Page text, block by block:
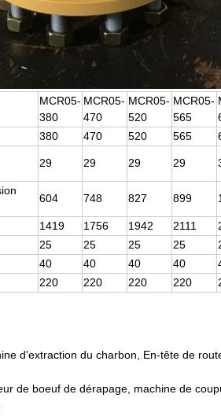
MCR05-
380
MCR05-
470
MCR05-
520
MCR05-
565
380 470 520 565
29 29 29 29
604 748 827 899
1419 1756 1942 2111
25 25 25 25
40 40 40 40
220 220 220 220
d'extraction du charbon , En-tête de
de boeuf de dérapage, machine de